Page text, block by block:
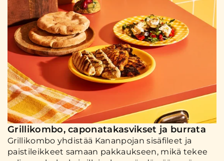
Grillikombo, caponatakasvikset ja burrata
Grillikombo yhdistää Kananpojan sisäfileet ja
paistileikkeet samaan pakkaukseen, mikä tekee